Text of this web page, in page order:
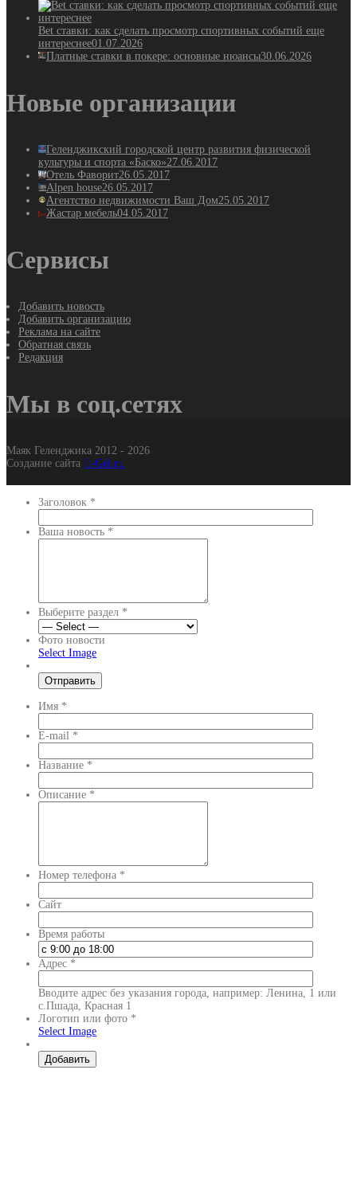
Bet ставки: как сделать просмотр спортивных событий еще
интереснее01.07.2026
Платные ставки в покере: основные нюансы30.06.2026
Новые организации
Геленджикский городской центр развития физической
культуры и спорта «Баско»27.06.2017
Отель Фаворит26.05.2017
Alpen house26.05.2017
Агентство недвижимости Ваш Дом25.05.2017
Жастар мебель04.05.2017
Сервисы
Добавить новость
Добавить организацию
Реклама на сайте
Обратная связь
Редакция
Мы в соц.сетях
Маяк Геленджика 2012 - 2026
Создание сайта It-Gel.ru
Заголовок *
Ваша новость *
Выберите раздел *
Фото новости
Select Image
Имя *
E-mail *
Название *
Описание *
Номер телефона *
Сайт
Время работы
Адрес *
Вводите адрес без указания города, например: Ленина, 1 или
с.Пшада, Красная 1
Логотип или фото *
Select Image